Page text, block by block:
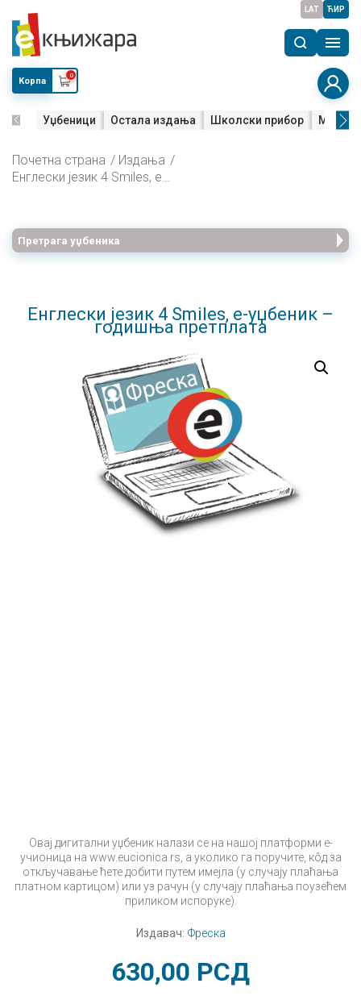
LAT ЋИР
Корпа
0
Уџбеници Остала издања Школски прибор Мала
Почетна страна
Издања
Енглески језик 4 Smiles, е-уџбеник – годишња претплата
Претрага уџбеника
Енглески језик 4 Smiles, е-уџбеник –
годишња претплата
Овај дигитални уџбеник налази се на нашој платформи е-
учионица на www.eucionica.rs, а уколико га поручите, кôд за
откључавање ћете добити путем имејла (у случају плаћања
платном картицом) или уз рачун (у случају плаћања поузећем
приликом испоруке).
Издавач: Фреска
630,00 РСД